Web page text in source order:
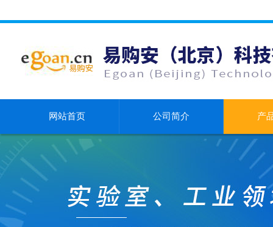
网站首页 公司简介 产